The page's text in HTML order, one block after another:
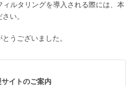
ルタリングを導入される際には、本
い。
うございました。
イトのご案内